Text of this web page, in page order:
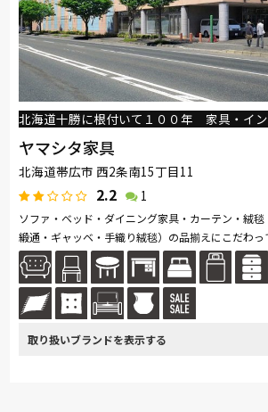
マルニ木工 Pamouna PARAMOUNT
イバタインテリア 高野木工 シラカワ
MARUICHI Ozzio 杉工場 飛騨産業
ヤマシタ家具
北海道帯広市 西2条南15丁目11
2.2 1
ソファ・ベッド・ダイニング家具・カーテン・絨毯
緞通・ギャッベ・手織り絨毯）の品揃えにこだわっ
具をお手頃価格でご提供できるよう又お客様に喜
て...続きを読む